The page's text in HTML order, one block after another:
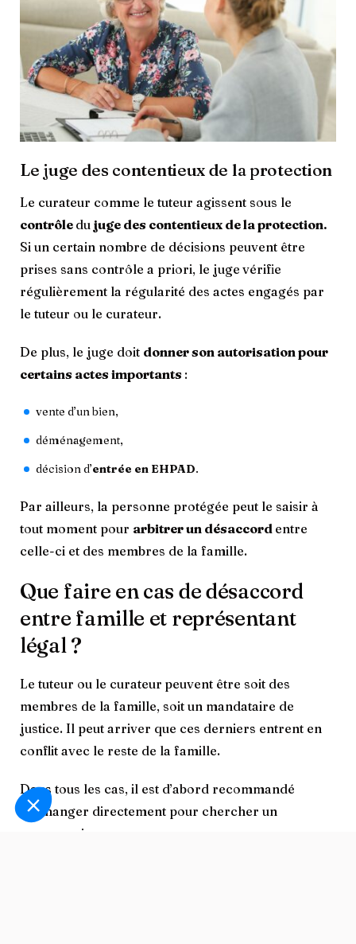
Le juge des contentieux de la protection
Le curateur comme le tuteur agissent sous le
contrôle du juge des contentieux de la protection.
Si un certain nombre de décisions peuvent être
prises sans contrôle a priori, le juge vérifie
régulièrement la régularité des actes engagés par
le tuteur ou le curateur.
De plus, le juge doit donner son autorisation pour
certains actes importants :
vente d’un bien,
déménagement,
décision d’entrée en EHPAD.
Par ailleurs, la personne protégée peut le saisir à
tout moment pour arbitrer un désaccord entre
celle-ci et des membres de la famille.
Que faire en cas de désaccord
entre famille et représentant
légal ?
Le tuteur ou le curateur peuvent être soit des
membres de la famille, soit un mandataire de
justice. Il peut arriver que ces derniers entrent en
conflit avec le reste de la famille.
Dans tous les cas, il est d’abord recommandé
d’échanger directement pour chercher un
compromis :